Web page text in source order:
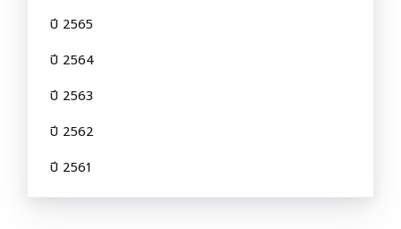
ปี 2565
ปี 2564
ปี 2563
ปี 2562
ปี 2561